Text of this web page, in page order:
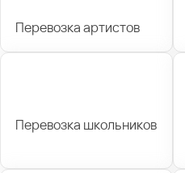
Перевозка артистов
Перевозка школьников